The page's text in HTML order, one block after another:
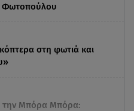
Φωτοπούλου
στη φωτιά και
την Μπόρα Μπόρα: